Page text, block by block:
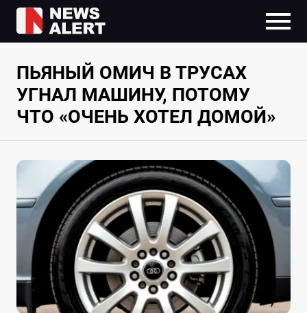
ПЬЯНЫЙ ОМИЧ В ТРУСАХ
УГНАЛ МАШИНУ, ПОТОМУ
ЧТО «ОЧЕНЬ ХОТЕЛ ДОМОЙ»